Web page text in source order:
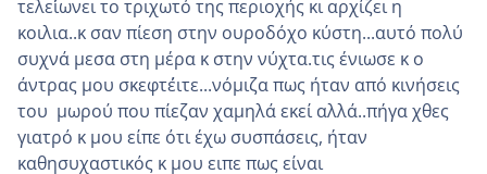
τελει΄΄ωνει το τριχωτό της περιοχής κι αρχίζει η
κοιλια..κ σαν πίεση στην ουροδόχο κύστη...αυτό πολύ
συχνά μεσα στη μέρα κ στην νύχτα.τις ένιωσε κ ο
άντρας μου σκεφτε΄΄ιτε...νόμιζα πως ήταν από κινήσεις
του μωρού που πίεζαν χαμηλά εκεί αλλά..πήγα χθες
γιατρό κ μου είπε ότι έχω συσπάσεις, ήταν
καθησυχαστικός κ μου ειπε πως είναι